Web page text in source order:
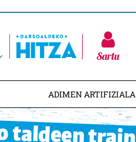
Sartu
ADIMEN ARTIFIZIALA